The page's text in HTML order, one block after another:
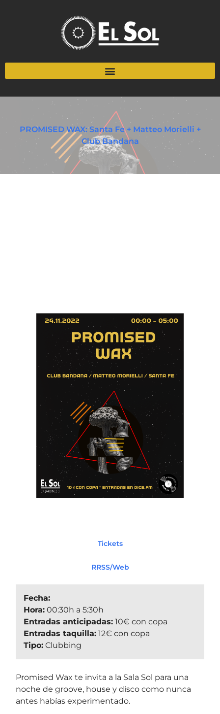
PROMISED WAX: Santa Fe + Matteo Morielli +
Club Bandana
Tickets
RRSS/Web
Fecha:
Hora: 00:30h a 5:30h
Entradas anticipadas: 10€ con copa
Entradas taquilla: 12€ con copa
Tipo: Clubbing
Promised Wax te invita a la Sala Sol para una
noche de groove, house y disco como nunca
antes habías experimentado.